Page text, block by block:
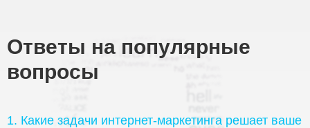
Ответы на популярные
вопросы
1. Какие задачи интернет-маркетинга решает ваше